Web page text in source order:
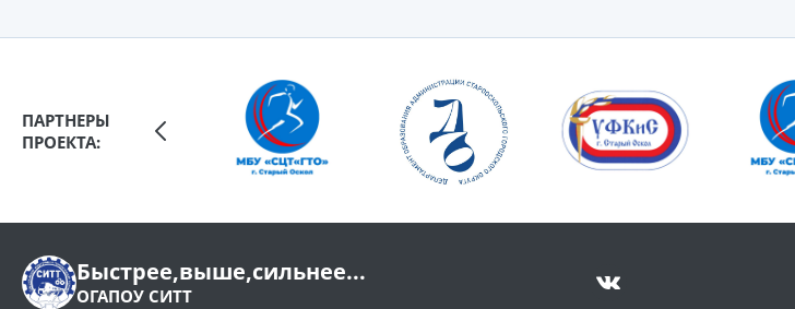
ПАРТНЕРЫ
ПРОЕКТА:
Быстрее,выше,сильнее...
ОГАПОУ СИТТ